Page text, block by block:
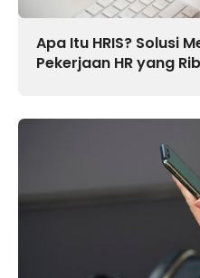
Apa Itu HRIS? Solusi
Pekerjaan HR yang